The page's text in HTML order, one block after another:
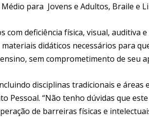
para Jovens e Adultos, Braile e
deficiência física, visual, auditiva
didáticos necessários para
sem comprometimento de seu
disciplinas tradicionais e áreas
Pessoal. “Não tenho dúvidas que
de barreiras físicas e